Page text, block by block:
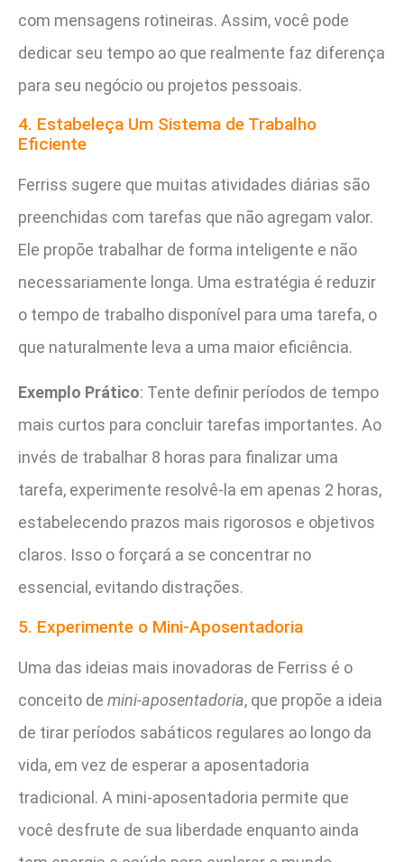
com mensagens rotineiras. Assim, você pode
dedicar seu tempo ao que realmente faz diferença
para seu negócio ou projetos pessoais.
4. Estabeleça Um Sistema de Trabalho
Eficiente
Ferriss sugere que muitas atividades diárias são
preenchidas com tarefas que não agregam valor.
Ele propõe trabalhar de forma inteligente e não
necessariamente longa. Uma estratégia é reduzir
o tempo de trabalho disponível para uma tarefa, o
que naturalmente leva a uma maior eficiência.
Exemplo Prático: Tente definir períodos de tempo
mais curtos para concluir tarefas importantes. Ao
invés de trabalhar 8 horas para finalizar uma
tarefa, experimente resolvê-la em apenas 2 horas,
estabelecendo prazos mais rigorosos e objetivos
claros. Isso o forçará a se concentrar no
essencial, evitando distrações.
5. Experimente o Mini-Aposentadoria
Uma das ideias mais inovadoras de Ferriss é o
conceito de mini-aposentadoria, que propõe a ideia
de tirar períodos sabáticos regulares ao longo da
vida, em vez de esperar a aposentadoria
tradicional. A mini-aposentadoria permite que
você desfrute de sua liberdade enquanto ainda